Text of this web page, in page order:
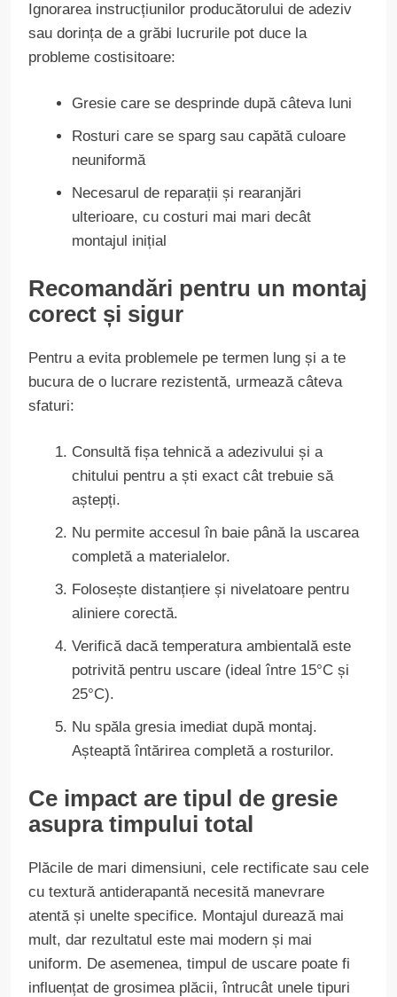
Ignorarea instrucțiunilor producătorului de adeziv
sau dorința de a grăbi lucrurile pot duce la
probleme costisitoare:
Gresie care se desprinde după câteva luni
Rosturi care se sparg sau capătă culoare
neuniformă
Necesarul de reparații și rearanjări
ulterioare, cu costuri mai mari decât
montajul inițial
Recomandări pentru un montaj
corect și sigur
Pentru a evita problemele pe termen lung și a te
bucura de o lucrare rezistentă, urmează câteva
sfaturi:
Consultă fișa tehnică a adezivului și a
chitului pentru a ști exact cât trebuie să
aștepți.
Nu permite accesul în baie până la uscarea
completă a materialelor.
Folosește distanțiere și nivelatoare pentru
aliniere corectă.
Verifică dacă temperatura ambientală este
potrivită pentru uscare (ideal între 15°C și
25°C).
Nu spăla gresia imediat după montaj.
Așteaptă întărirea completă a rosturilor.
Ce impact are tipul de gresie
asupra timpului total
Plăcile de mari dimensiuni, cele rectificate sau cele
cu textură antiderapantă necesită manevrare
atentă și unelte specifice. Montajul durează mai
mult, dar rezultatul este mai modern și mai
uniform. De asemenea, timpul de uscare poate fi
influențat de grosimea plăcii, întrucât unele tipuri